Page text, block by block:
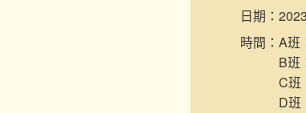
日期：
時間： A班
B班
C班
D班